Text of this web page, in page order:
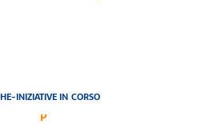
INIZIATIVE IN CORSO